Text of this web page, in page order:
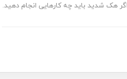
هک شدید باید چه کارهایی انجام دهید.